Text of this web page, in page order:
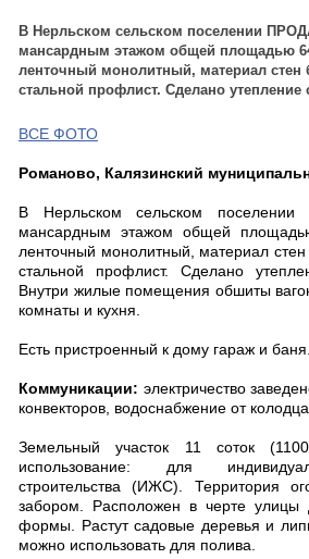
В Нерльском сельском поселении
мансардным этажом общей площадью
ленточный монолитный, материал стен
стальной профлист. Сделано утепление
ВСЕ ФОТО
Романово, Калязинский
В Нерльском сельском
мансардным этажом общей
ленточный монолитный, материал
стальной профлист. Сделано
Внутри жилые помещения обшиты
комнаты и кухня.
Есть пристроенный к дому гараж и баня.
Коммуникации: электричество
конвекторов, водоснабжение от колодца.
Земельный участок 11 соток
использование: для
строительства (ИЖС). Территория
забором. Расположен в черте улицы
формы. Растут садовые деревья и
можно использовать для полива.